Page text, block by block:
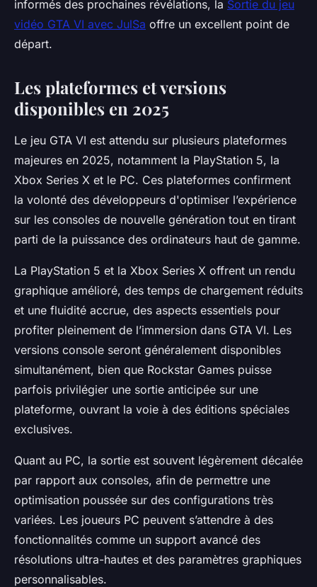
informés des prochaines révélations, la Sortie du jeu
vidéo GTA VI avec JulSa offre un excellent point de
départ.
Les plateformes et versions
disponibles en 2025
Le jeu GTA VI est attendu sur plusieurs plateformes
majeures en 2025, notamment la PlayStation 5, la
Xbox Series X et le PC. Ces plateformes confirment
la volonté des développeurs d'optimiser l’expérience
sur les consoles de nouvelle génération tout en tirant
parti de la puissance des ordinateurs haut de gamme.
La PlayStation 5 et la Xbox Series X offrent un rendu
graphique amélioré, des temps de chargement réduits
et une fluidité accrue, des aspects essentiels pour
profiter pleinement de l’immersion dans GTA VI. Les
versions console seront généralement disponibles
simultanément, bien que Rockstar Games puisse
parfois privilégier une sortie anticipée sur une
plateforme, ouvrant la voie à des éditions spéciales
exclusives.
Quant au PC, la sortie est souvent légèrement décalée
par rapport aux consoles, afin de permettre une
optimisation poussée sur des configurations très
variées. Les joueurs PC peuvent s’attendre à des
fonctionnalités comme un support avancé des
résolutions ultra-hautes et des paramètres graphiques
personnalisables.